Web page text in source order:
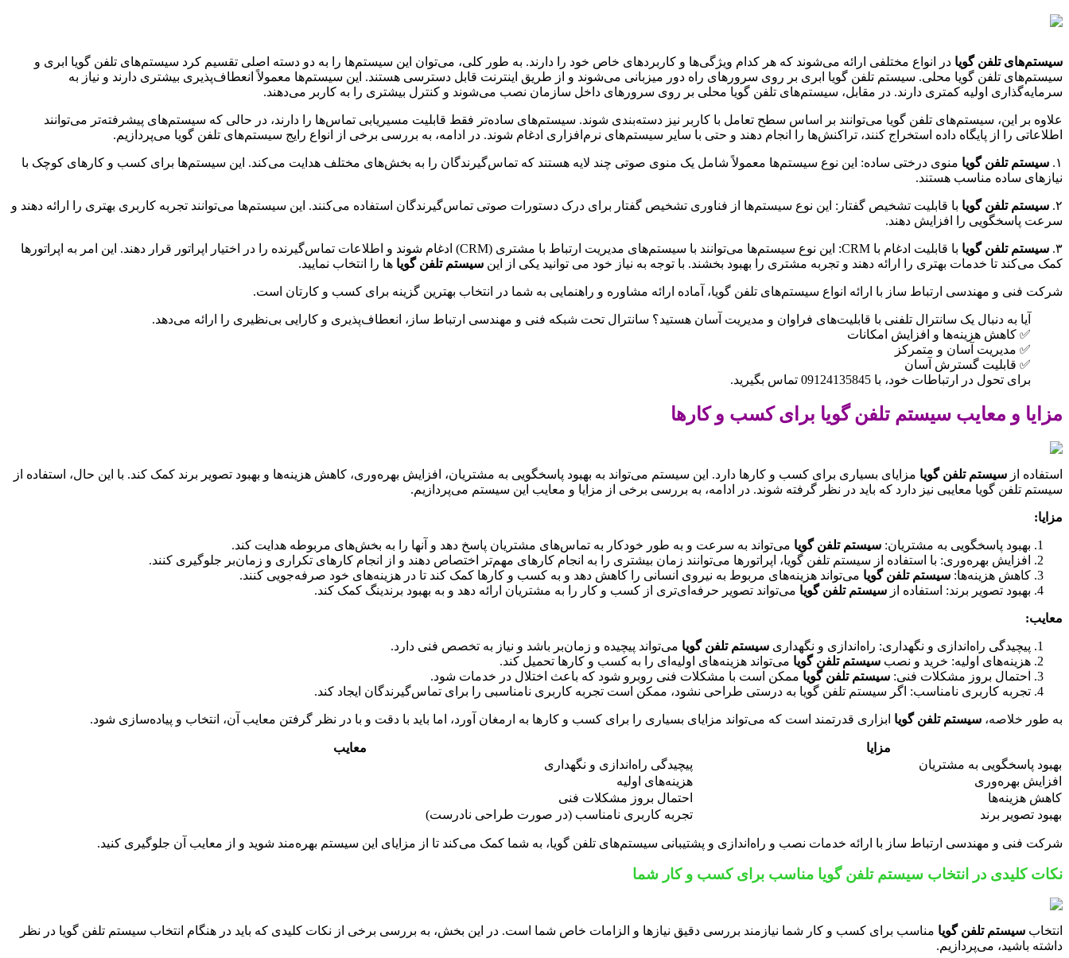
سیستم‌های تلفن گویا در انواع مختلفی ارائه می‌شوند که هر کدام ویژگی‌ها و کاربردهای خاص خود را دارند. به طور کلی، می‌توان این سیستم‌ها را به دو دسته اصلی تقسیم کرد سیستم‌های تلفن گویا ابری و
سیستم‌های تلفن گویا محلی. سیستم تلفن گویا ابری بر روی سرورهای راه دور میزبانی می‌شوند و از طریق اینترنت قابل دسترسی هستند. این سیستم‌ها معمولاً انعطاف‌پذیری بیشتری دارند و نیاز به
سرمایه‌گذاری اولیه کمتری دارند. در مقابل، سیستم‌های تلفن گویا محلی بر روی سرورهای داخل سازمان نصب می‌شوند و کنترل بیشتری را به کاربر می‌دهند.
علاوه بر این، سیستم‌های تلفن گویا می‌توانند بر اساس سطح تعامل با کاربر نیز دسته‌بندی شوند. سیستم‌های ساده‌تر فقط قابلیت مسیریابی تماس‌ها را دارند، در حالی که سیستم‌های پیشرفته‌تر می‌توانند
اطلاعاتی را از پایگاه داده استخراج کنند، تراکنش‌ها را انجام دهند و حتی با سایر سیستم‌های نرم‌افزاری ادغام شوند. در ادامه، به بررسی برخی از انواع رایج سیستم‌های تلفن گویا می‌پردازیم.
۱. سیستم تلفن گویا منوی درختی ساده: این نوع سیستم‌ها معمولاً شامل یک منوی صوتی چند لایه هستند که تماس‌گیرندگان را به بخش‌های مختلف هدایت می‌کند. این سیستم‌ها برای کسب و کارهای کوچک با
نیازهای ساده مناسب هستند.
۲. سیستم تلفن گویا با قابلیت تشخیص گفتار: این نوع سیستم‌ها از فناوری تشخیص گفتار برای درک دستورات صوتی تماس‌گیرندگان استفاده می‌کنند. این سیستم‌ها می‌توانند تجربه کاربری بهتری را ارائه دهند و
سرعت پاسخگویی را افزایش دهند.
۳. سیستم تلفن گویا
با قابلیت ادغام با CRM: این نوع سیستم‌ها می‌توانند با سیستم‌های مدیریت ارتباط با مشتری (CRM) ادغام شوند و اطلاعات تماس‌گیرنده را در اختیار اپراتور قرار دهند. این امر به اپراتورها
کمک می‌کند تا خدمات بهتری را ارائه دهند و تجربه مشتری را بهبود بخشند. با توجه به نیاز خود می توانید یکی از این سیستم تلفن گویا ها را انتخاب نمایید.
شرکت فنی و مهندسی ارتباط ساز با ارائه انواع سیستم‌های تلفن گویا، آماده ارائه مشاوره و راهنمایی به شما در انتخاب بهترین گزینه برای کسب و کارتان است.
آیا به دنبال یک سانترال تلفنی با قابلیت‌های فراوان و مدیریت آسان هستید؟ سانترال تحت شبکه فنی و مهندسی ارتباط ساز، انعطاف‌پذیری و کارایی بی‌نظیری را ارائه می‌دهد.
✅ کاهش هزینه‌ها و افزایش امکانات
✅ مدیریت آسان و متمرکز
✅ قابلیت گسترش آسان
برای تحول در ارتباطات خود، با 09124135845 تماس بگیرید.
مزایا و معایب سیستم تلفن گویا برای کسب و کارها
استفاده از سیستم تلفن گویا مزایای بسیاری برای کسب و کارها دارد. این سیستم می‌تواند به بهبود پاسخگویی به مشتریان، افزایش بهره‌وری، کاهش هزینه‌ها و بهبود تصویر برند کمک کند. با این حال، استفاده از
سیستم تلفن گویا معایبی نیز دارد که باید در نظر گرفته شوند. در ادامه، به بررسی برخی از مزایا و معایب این سیستم می‌پردازیم.
مزایا:
بهبود پاسخگویی به مشتریان: سیستم تلفن گویا می‌تواند به سرعت و به طور خودکار به تماس‌های مشتریان پاسخ دهد و آنها را به بخش‌های مربوطه هدایت کند.
افزایش بهره‌وری: با استفاده از سیستم تلفن گویا، اپراتورها می‌توانند زمان بیشتری را به انجام کارهای مهم‌تر اختصاص دهند و از انجام کارهای تکراری و زمان‌بر جلوگیری کنند.
کاهش هزینه‌ها: سیستم تلفن گویا می‌تواند هزینه‌های مربوط به نیروی انسانی را کاهش دهد و به کسب و کارها کمک کند تا در هزینه‌های خود صرفه‌جویی کنند.
بهبود تصویر برند: استفاده از سیستم تلفن گویا می‌تواند تصویر حرفه‌ای‌تری از کسب و کار را به مشتریان ارائه دهد و به بهبود برندینگ کمک کند.
معایب:
پیچیدگی راه‌اندازی و نگهداری: راه‌اندازی و نگهداری سیستم تلفن گویا می‌تواند پیچیده و زمان‌بر باشد و نیاز به تخصص فنی دارد.
هزینه‌های اولیه: خرید و نصب سیستم تلفن گویا می‌تواند هزینه‌های اولیه‌ای را به کسب و کارها تحمیل کند.
احتمال بروز مشکلات فنی: سیستم تلفن گویا ممکن است با مشکلات فنی روبرو شود که باعث اختلال در خدمات شود.
تجربه کاربری نامناسب: اگر سیستم تلفن گویا به درستی طراحی نشود، ممکن است تجربه کاربری نامناسبی را برای تماس‌گیرندگان ایجاد کند.
به طور خلاصه، سیستم تلفن گویا ابزاری قدرتمند است که می‌تواند مزایای بسیاری را برای کسب و کارها به ارمغان آورد، اما باید با دقت و با در نظر گرفتن معایب آن، انتخاب و پیاده‌سازی شود.
مزایا
معایب
بهبود پاسخگویی به مشتریان
پیچیدگی راه‌اندازی و نگهداری
افزایش بهره‌وری
هزینه‌های اولیه
کاهش هزینه‌ها
احتمال بروز مشکلات فنی
بهبود تصویر برند
تجربه کاربری نامناسب (در صورت طراحی نادرست)
شرکت فنی و مهندسی ارتباط ساز با ارائه خدمات نصب و راه‌اندازی و پشتیبانی سیستم‌های تلفن گویا، به شما کمک می‌کند تا از مزایای این سیستم بهره‌مند شوید و از معایب آن جلوگیری کنید.
نکات کلیدی در انتخاب سیستم تلفن گویا مناسب برای کسب و کار شما
انتخاب سیستم تلفن گویا مناسب برای کسب و کار شما نیازمند بررسی دقیق نیازها و الزامات خاص شما است. در این بخش، به بررسی برخی از نکات کلیدی که باید در هنگام انتخاب سیستم تلفن گویا در نظر
داشته باشید، می‌پردازیم.